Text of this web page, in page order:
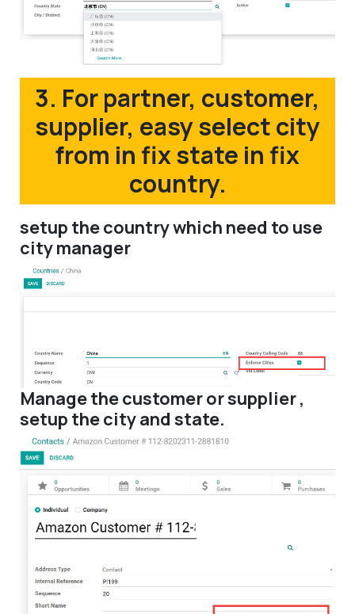
3. For partner, customer,
supplier, easy select city
from in fix state in fix
country.
setup the country which need to use
city manager
Manage the customer or supplier ,
setup the city and state.